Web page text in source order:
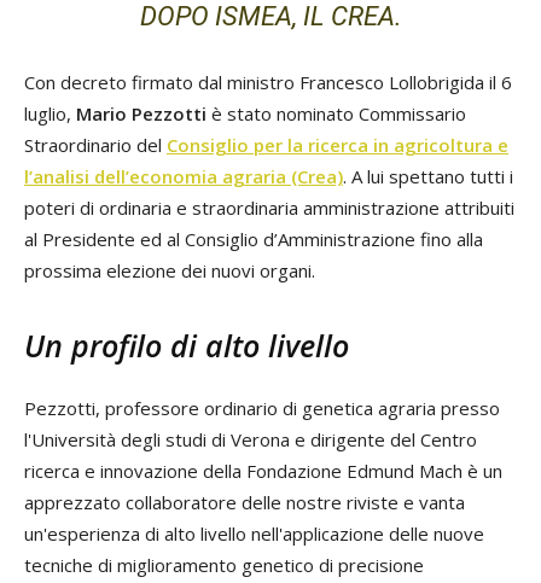
DOPO ISMEA, IL CREA.
Con decreto firmato dal ministro Francesco Lollobrigida il 6
luglio, Mario Pezzotti è stato nominato Commissario
Straordinario del Consiglio per la ricerca in agricoltura e
l’analisi dell’economia agraria (Crea). A lui spettano tutti i
poteri di ordinaria e straordinaria amministrazione attribuiti
al Presidente ed al Consiglio d’Amministrazione fino alla
prossima elezione dei nuovi organi.
Un profilo di alto livello
Pezzotti, professore ordinario di genetica agraria presso
l'Università degli studi di Verona e dirigente del Centro
ricerca e innovazione della Fondazione Edmund Mach è un
apprezzato collaboratore delle nostre riviste e vanta
un'esperienza di alto livello nell'applicazione delle nuove
tecniche di miglioramento genetico di precisione